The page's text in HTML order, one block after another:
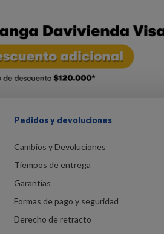
Pedidos y devoluciones
Cambios y Devoluciones
Tiempos de entrega
Garantías
Formas de pago y seguridad
Derecho de retracto